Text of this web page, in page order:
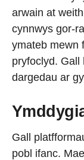
arwain at
cynnwys gor-
ymateb mewn
pryfoclyd. Gall
dargedau ar
Gall
pobl ifanc.